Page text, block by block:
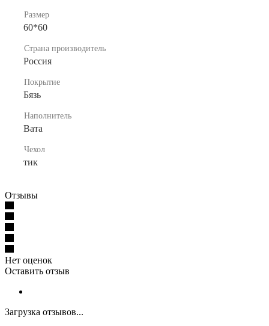
Размер
60*60
Страна производитель
Россия
Покрытие
Бязь
Наполнитель
Вата
Чехол
тик
Отзывы
Нет оценок
Оставить отзыв
Загрузка отзывов...